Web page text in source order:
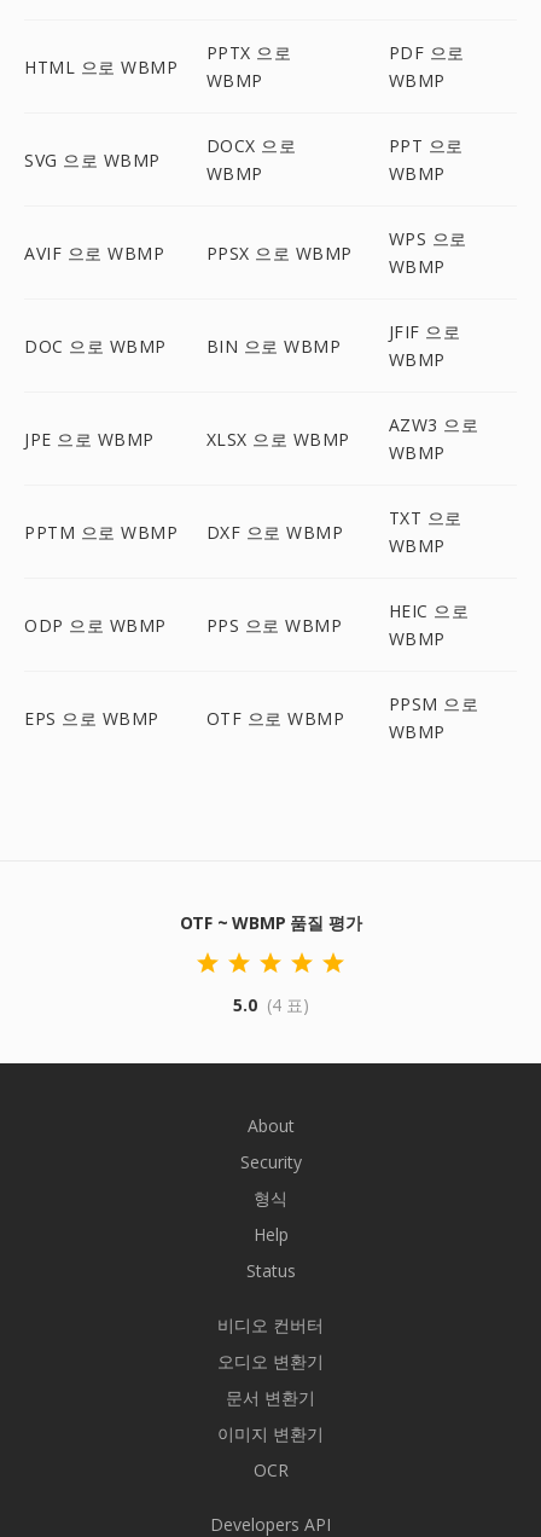
HTML 으로 WBMP
PPTX 으로
WBMP
PDF 으로
WBMP
SVG 으로 WBMP
DOCX 으로
WBMP
PPT 으로
WBMP
AVIF 으로 WBMP PPSX 으로 WBMP
WPS 으로
WBMP
DOC 으로 WBMP BIN 으로 WBMP
JFIF 으로
WBMP
JPE 으로 WBMP XLSX 으로 WBMP
AZW3 으로
WBMP
PPTM 으로 WBMP DXF 으로 WBMP
TXT 으로
WBMP
ODP 으로 WBMP PPS 으로 WBMP
HEIC 으로
WBMP
EPS 으로 WBMP OTF 으로 WBMP
PPSM 으로
WBMP
OTF ~ WBMP 품질 평가
5.0 (4 표)
About
Security
형식
Help
Status
비디오 컨버터
오디오 변환기
문서 변환기
이미지 변환기
OCR
Developers API